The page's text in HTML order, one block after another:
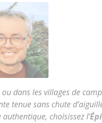
dans les villages de
tenue sans chute
choisissez l’